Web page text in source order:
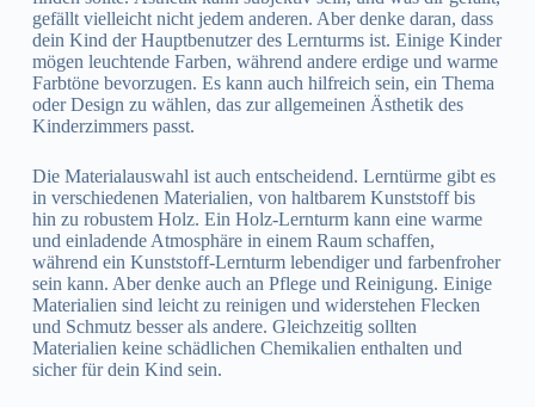
gefällt vielleicht nicht jedem anderen. Aber denke daran, dass
dein Kind der Hauptbenutzer des Lernturms ist. Einige Kinder
mögen leuchtende Farben, während andere erdige und warme
Farbtöne bevorzugen. Es kann auch hilfreich sein, ein Thema
oder Design zu wählen, das zur allgemeinen Ästhetik des
Kinderzimmers passt.
Die Materialauswahl ist auch entscheidend. Lerntürme gibt es
in verschiedenen Materialien, von haltbarem Kunststoff bis
hin zu robustem Holz. Ein Holz-Lernturm kann eine warme
und einladende Atmosphäre in einem Raum schaffen,
während ein Kunststoff-Lernturm lebendiger und farbenfroher
sein kann. Aber denke auch an Pflege und Reinigung. Einige
Materialien sind leicht zu reinigen und widerstehen Flecken
und Schmutz besser als andere. Gleichzeitig sollten
Materialien keine schädlichen Chemikalien enthalten und
sicher für dein Kind sein.